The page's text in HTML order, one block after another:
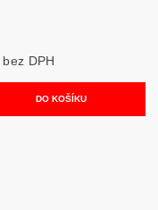
bez DPH